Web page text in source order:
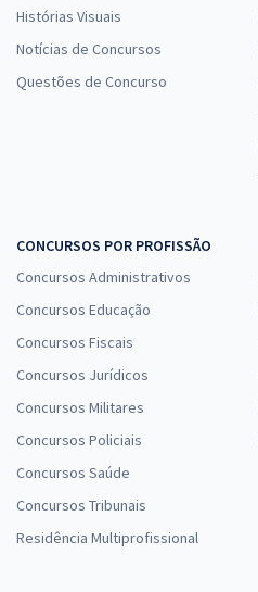
Histórias Visuais
Notícias de Concursos
Questões de Concurso
CONCURSOS POR PROFISSÃO
Concursos Administrativos
Concursos Educação
Concursos Fiscais
Concursos Jurídicos
Concursos Militares
Concursos Policiais
Concursos Saúde
Concursos Tribunais
Residência Multiprofissional